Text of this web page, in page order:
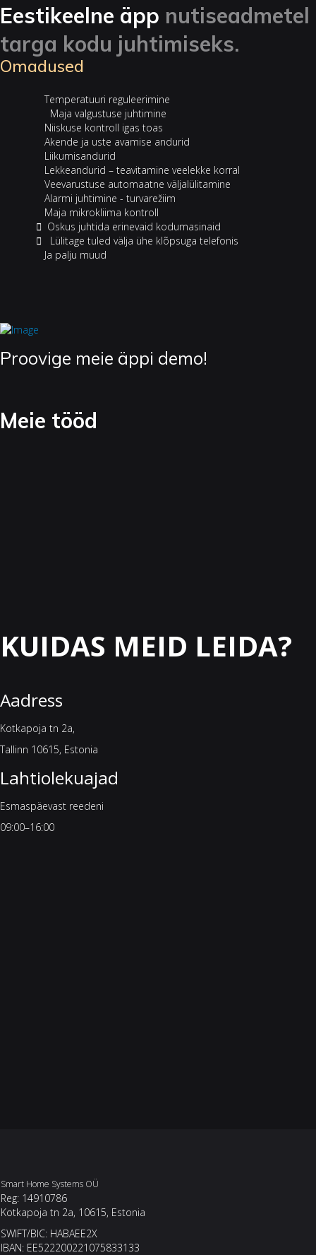
Eestikeelne äpp nutiseadmetel
targa kodu juhtimiseks.
Omadused
‎ ‎ Temperatuuri reguleerimine
‎ ‎‎ ‎‎ ‎ Maja valgustuse juhtimine
‎ ‎ Niiskuse kontroll igas toas
‎ ‎ Akende ja uste avamise andurid
‎ ‎ Liikumisandurid
‎ ‎ Lekkeandurid – teavitamine veelekke korral
‎ ‎ Veevarustuse automaatne väljalülitamine
‎ ‎ Alarmi juhtimine - turvarežiim
‎ ‎ Maja mikrokliima kontroll
‎ Oskus juhtida erinevaid kodumasinaid
‎ ‎ Lülitage tuled välja ühe klõpsuga telefonis
‎ ‎ Ja palju muud
Proovige meie äppi demo!
Meie tööd
KUIDAS MEID LEIDA?
Aadress
Kotkapoja tn 2a,
Tallinn 10615, Estonia
Lahtiolekuajad
Esmaspäevast reedeni
09:00–16:00
Smart Home Systems OÜ
Reg: 14910786
Kotkapoja tn 2a, 10615, Estonia
SWIFT/BIC: HABAEE2X
IBAN: EE522200221075833133